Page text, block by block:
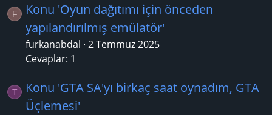
F
Konu 'Oyun dağıtımı için önceden
yapılandırılmış emülatör'
furkanabdal 2 Temmuz 2025
Cevaplar: 1
T
Konu 'GTA SA'yı birkaç saat oynadım, GTA
Üçlemesi'